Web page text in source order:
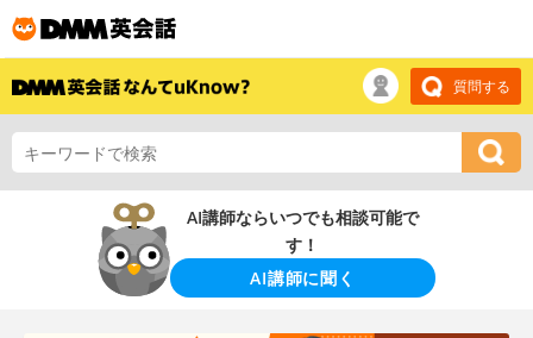
質問する
AI講師ならいつでも相談可能で
す！
AI講師に聞く